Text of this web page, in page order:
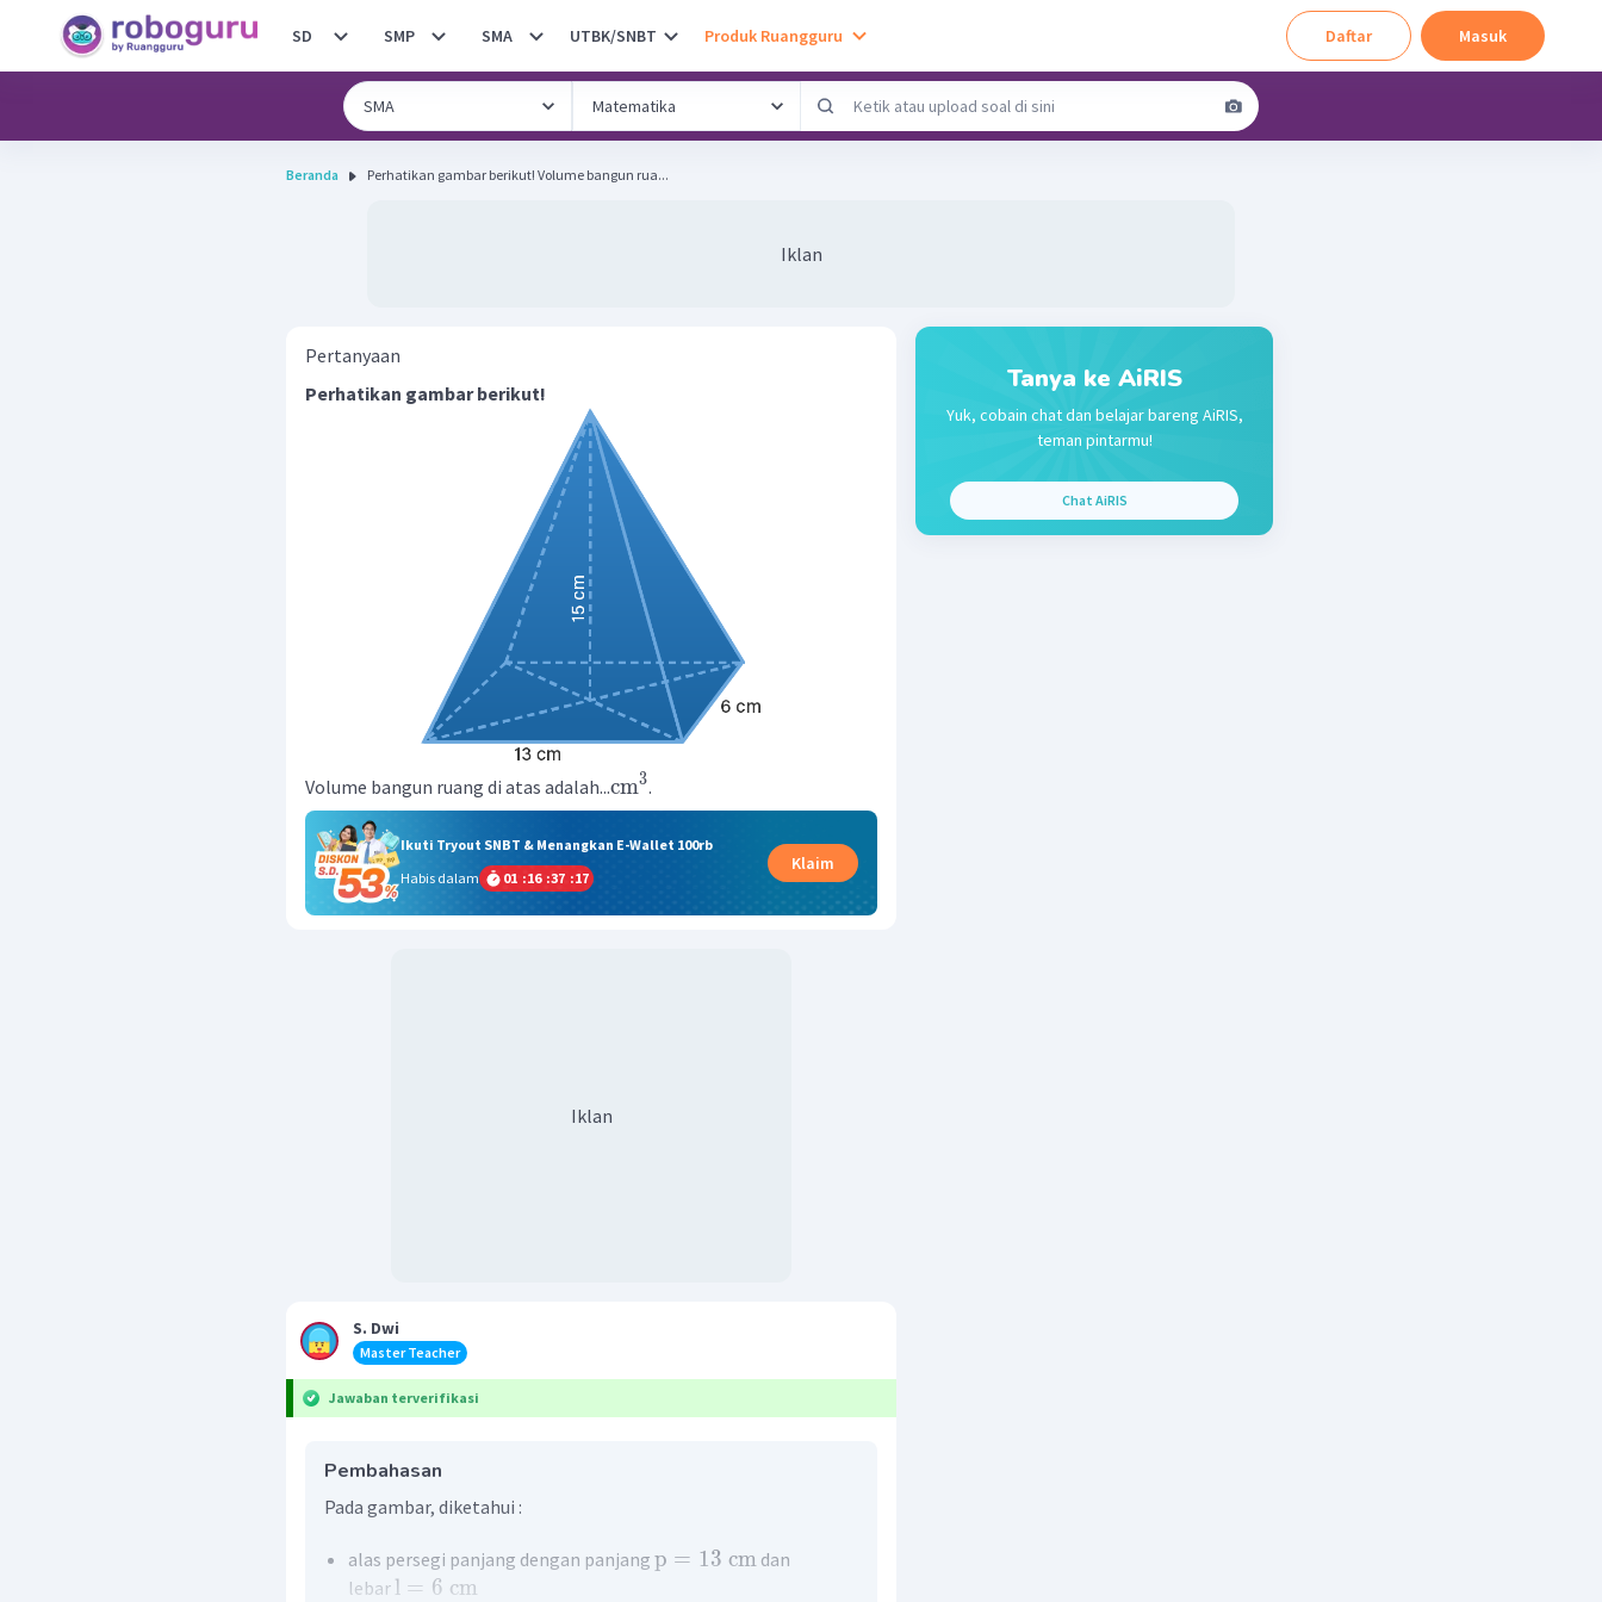
SD SMP SMA UTBK/SNBT Produk Ruangguru Daftar Masuk
Beranda Perhatikan gambar berikut! Volume bangun rua...
Iklan
Pertanyaan
Perhatikan gambar berikut!
Volume bangun ruang di atas adalah...cm3.
Ikuti Tryout SNBT & Menangkan E-Wallet 100rb
Habis dalam
01 :16 :37 :16
Klaim
Iklan
S. Dwi
Master Teacher
Jawaban terverifikasi
Pembahasan
Pada gambar, diketahui :
alas persegi panjang dengan panjang p = 13 cmdan
lebar l = 6 cm
Tanya ke AiRIS
Yuk, cobain chat dan belajar bareng AiRIS,
teman pintarmu!
Chat AiRIS